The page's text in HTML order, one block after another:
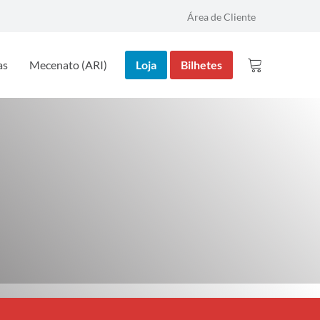
Área de Cliente
Mecenato (ARI) Loja Bilhetes